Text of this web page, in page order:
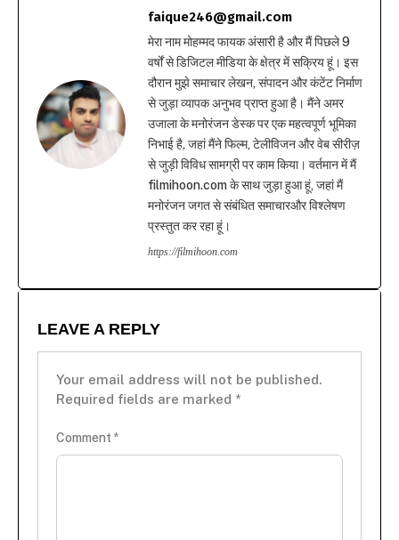
faique246@gmail.com
मेरा नाम मोहम्मद फायक अंसारी है और मैं पिछले 9
वर्षों से डिजिटल मीडिया के क्षेत्र में सक्रिय हूं। इस
दौरान मुझे समाचार लेखन, संपादन और कंटेंट निर्माण
से जुड़ा व्यापक अनुभव प्राप्त हुआ है। मैंने अमर
उजाला के मनोरंजन डेस्क पर एक महत्वपूर्ण भूमिका
निभाई है, जहां मैंने फिल्म, टेलीविजन और वेब सीरीज़
से जुड़ी विविध सामग्री पर काम किया। वर्तमान में मैं
filmihoon.com के साथ जुड़ा हुआ हूं, जहां मैं
मनोरंजन जगत से संबंधित समाचारऔर विश्लेषण
प्रस्तुत कर रहा हूं।
https://filmihoon.com
LEAVE A REPLY
Your email address will not be published.
Required fields are marked *
Comment *